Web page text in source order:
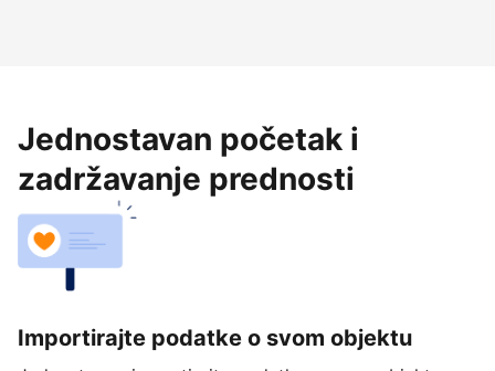
Jednostavan početak i
zadržavanje prednosti
Importirajte podatke o svom objektu